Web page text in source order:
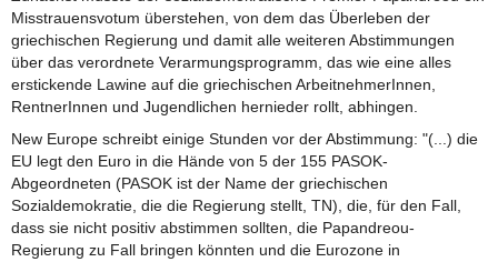
Misstrauensvotum überstehen, von dem das Überleben der
griechischen Regierung und damit alle weiteren Abstimmungen
über das verordnete Verarmungsprogramm, das wie eine alles
erstickende Lawine auf die griechischen ArbeitnehmerInnen,
RentnerInnen und Jugendlichen hernieder rollt, abhingen.
New Europe schreibt einige Stunden vor der Abstimmung: "(...) die
EU legt den Euro in die Hände von 5 der 155 PASOK-
Abgeordneten (PASOK ist der Name der griechischen
Sozialdemokratie, die die Regierung stellt, TN), die, für den Fall,
dass sie nicht positiv abstimmen sollten, die Papandreou-
Regierung zu Fall bringen könnten und die Eurozone in